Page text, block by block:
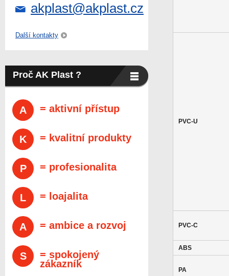
PVC-U
PVC-C
ABS
PA
akplast@akplast.cz
Další kontakty
Proč AK Plast ?
A = aktivní přístup
K = kvalitní produkty
P = profesionalita
L = loajalita
A = ambice a rozvoj
S
= spokojený
zákazník